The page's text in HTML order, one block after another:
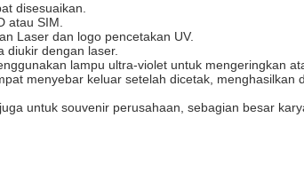
disesuaikan.
atau SIM.
Laser dan logo pencetakan UV.
diukir dengan laser.
lampu ultra-violet untuk mengeringkan
menyebar keluar setelah dicetak,
untuk souvenir perusahaan, sebagian besar